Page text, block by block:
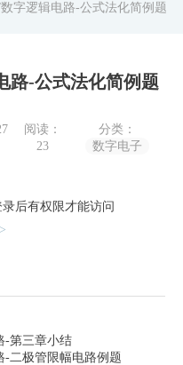
字逻辑电路-公式法化简例题
路-公式法化简例题
阅读：
23
分类：
数字电子
后有权限才能访问
-第三章小结
-二极管限幅电路例题